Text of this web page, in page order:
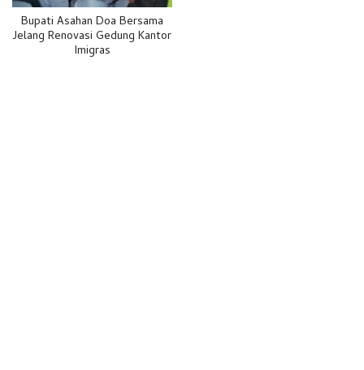
Bupati Asahan Doa Bersama
Jelang Renovasi Gedung Kantor
Imigras